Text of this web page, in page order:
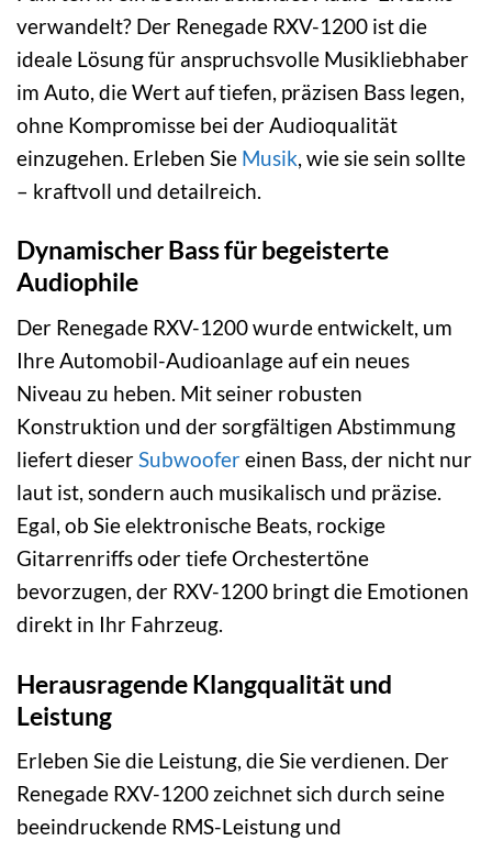
verwandelt? Der Renegade RXV-1200 ist die
ideale Lösung für anspruchsvolle Musikliebhaber
im Auto, die Wert auf tiefen, präzisen Bass legen,
ohne Kompromisse bei der Audioqualität
einzugehen. Erleben Sie Musik , wie sie sein sollte
– kraftvoll und detailreich.
Dynamischer Bass für begeisterte
Audiophile
Der Renegade RXV-1200 wurde entwickelt, um
Ihre Automobil-Audioanlage auf ein neues
Niveau zu heben. Mit seiner robusten
Konstruktion und der sorgfältigen Abstimmung
liefert dieserSubwoofereinen Bass, der nicht nur
laut ist, sondern auch musikalisch und präzise.
Egal, ob Sie elektronische Beats, rockige
Gitarrenriffs oder tiefe Orchestertöne
bevorzugen, der RXV-1200 bringt die Emotionen
direkt in Ihr Fahrzeug.
Herausragende Klangqualität und
Leistung
Erleben Sie die Leistung, die Sie verdienen. Der
Renegade RXV-1200 zeichnet sich durch seine
beeindruckende RMS-Leistung und